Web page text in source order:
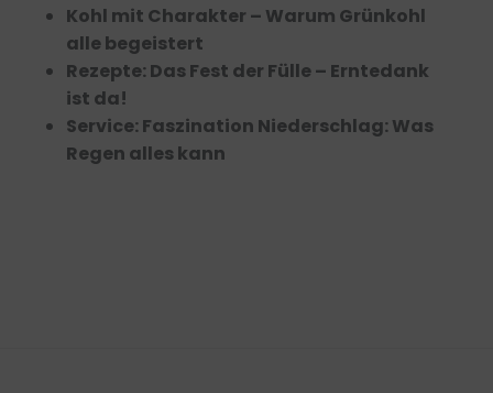
Kohl mit Charakter – Warum Grünkohl
alle begeistert
Rezepte: Das Fest der Fülle – Erntedank
ist da!
Service: Faszination Niederschlag: Was
Regen alles kann